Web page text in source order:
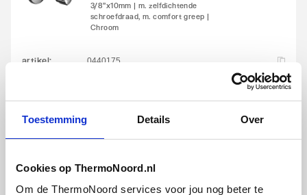
Toestemming Details Over
Cookies op ThermoNoord.nl
Om de ThermoNoord services voor jou nog beter te
3/8"x10mm | m. zelfdichtende
schroefdraad, m. comfort greep |
Chroom
artikel: 0440175
plugbekersifon m.